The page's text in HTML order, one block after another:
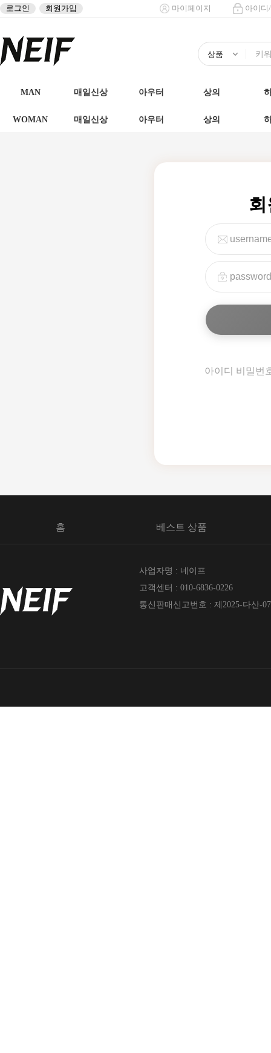
로그인 회원가입 마이페이지 아이디
MAN 매일신상 아우터 상의
WOMAN 매일신상 아우터 상의
아이디 비밀번
홈 베스트 상품
사업자명 : 네이프
고객센터 : 010-6836-0226
통신판매신고번호 : 제2025-다산-